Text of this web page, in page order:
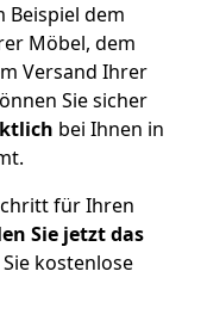
Beispiel dem
Möbel, dem
Versand Ihrer
Sie sicher
bei Ihnen in
für Ihren
Sie jetzt das
kostenlose